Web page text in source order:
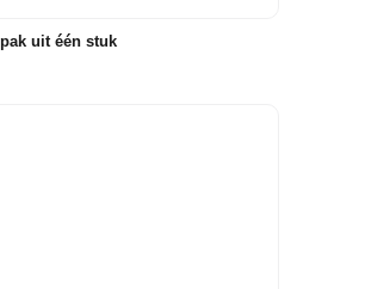
uit één stuk